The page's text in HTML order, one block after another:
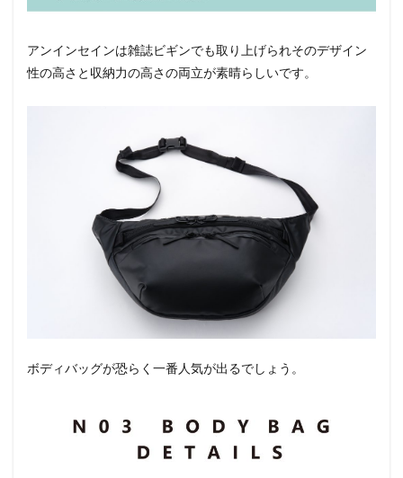
アンインセインは雑誌ビギンでも取り上げられそのデザイン
性の高さと収納力の高さの両立が素晴らしいです。
ボディバッグが恐らく一番人気が出るでしょう。